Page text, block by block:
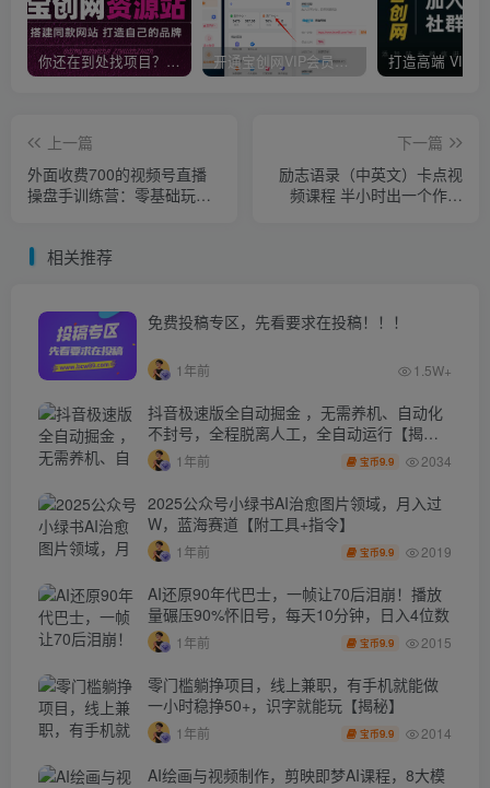
你还在到处找项目？还在当韭菜？我靠卖项目一个月收入5万+，曾经我也是个失败者。 开通宝创网VIP会员，尊享全站资源免费下载，享70%的推广提成！！【限时五折优惠】
上一篇
外面收费700的视频号直播
操盘手训练营：零基础玩转
下一篇
励志语录（中英文）卡点视
频课程 半小时出一个作品
相关推荐
免费投稿专区，先看要求在投稿！！！
1年前 1.5W+
抖音极速版全自动掘金 ，无需养机、自动化
不封号，全程脱离人工，全自动运行【揭
秘】 1年前 宝币9.9 2034
2025公众号小绿书AI治愈图片领域，月入过
W，蓝海赛道【附工具+指令】
1年前 宝币9.9 2019
AI还原90年代巴士，一帧让70后泪崩！播放
量碾压90%怀旧号，每天10分钟，日入4位数
1年前 宝币9.9 2015
零门槛躺挣项目，线上兼职，有手机就能做
一小时稳挣50+，识字就能玩【揭秘】
1年前 宝币9.9 2014
AI绘画与视频制作，剪映即梦AI课程，8大模